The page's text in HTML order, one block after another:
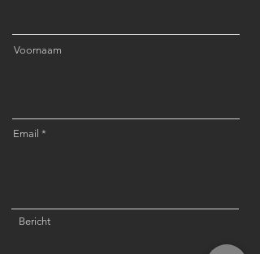
Voornaam
Email
Bericht